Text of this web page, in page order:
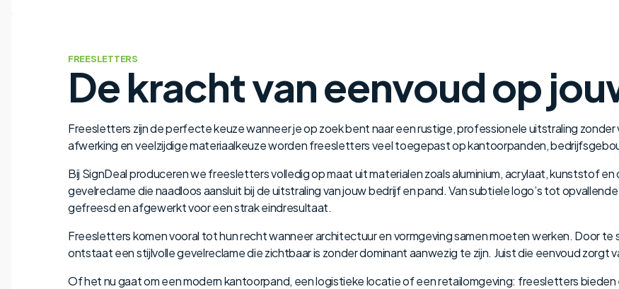
FREESLETTERS
De kracht van eenvoud op
Freesletters zijn de perfecte keuze wanneer je op zoek bent naar een rustige, professionele uitstraling
afwerking en veelzijdige materiaalkeuze worden freesletters veel toegepast op kantoorpanden,
Bij SignDeal produceren we freesletters volledig op maat uit materialen zoals aluminium, acrylaat, kunststof
gevelreclame die naadloos aansluit bij de uitstraling van jouw bedrijf en pand. Van subtiele logo’s tot
gefreesd en afgewerkt voor een strak eindresultaat.
Freesletters komen vooral tot hun recht wanneer architectuur en vormgeving samen moeten werken. Door
ontstaat een stijlvolle gevelreclame die zichtbaar is zonder dominant aanwezig te zijn. Juist die eenvoud zorgt
Of het nu gaat om een modern kantoorpand, een logistieke locatie of een retailomgeving: freesletters